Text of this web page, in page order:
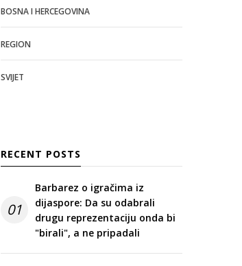
BOSNA I HERCEGOVINA
REGION
SVIJET
RECENT POSTS
01
Barbarez o igračima iz
dijaspore: Da su odabrali
drugu reprezentaciju onda bi
"birali", a ne pripadali